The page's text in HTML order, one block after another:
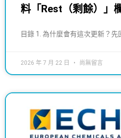
料「Rest（剩餘）」
目錄 1. 為什麼會有這次更新？
2026 年 7 月 22 日 尚無留言